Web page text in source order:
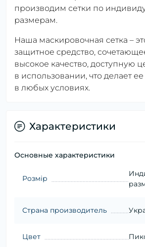
производим сетки по
размерам.
Наша маскировочная сетка –
защитное средство,
высокое качество, доступную
в использовании, что делает
в любых условиях.
Характеристики
Основные характеристики
Розмір
Страна производитель
Цвет